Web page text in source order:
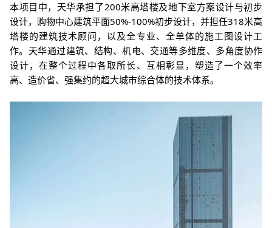
本项目中，天华承担了200米高塔楼及地下室方案设计与初步
设计，购物中心建筑平面50%-100%初步设计，并担任318米高
塔楼的建筑技术顾问，以及全专业、全单体的施工图设计工
作。天华通过建筑、结构、机电、交通等多维度、多角度协作
设计，在整个过程中各取所长、互相彰显，塑造了一个效率
高、造价省、强集约的超大城市综合体的技术体系。